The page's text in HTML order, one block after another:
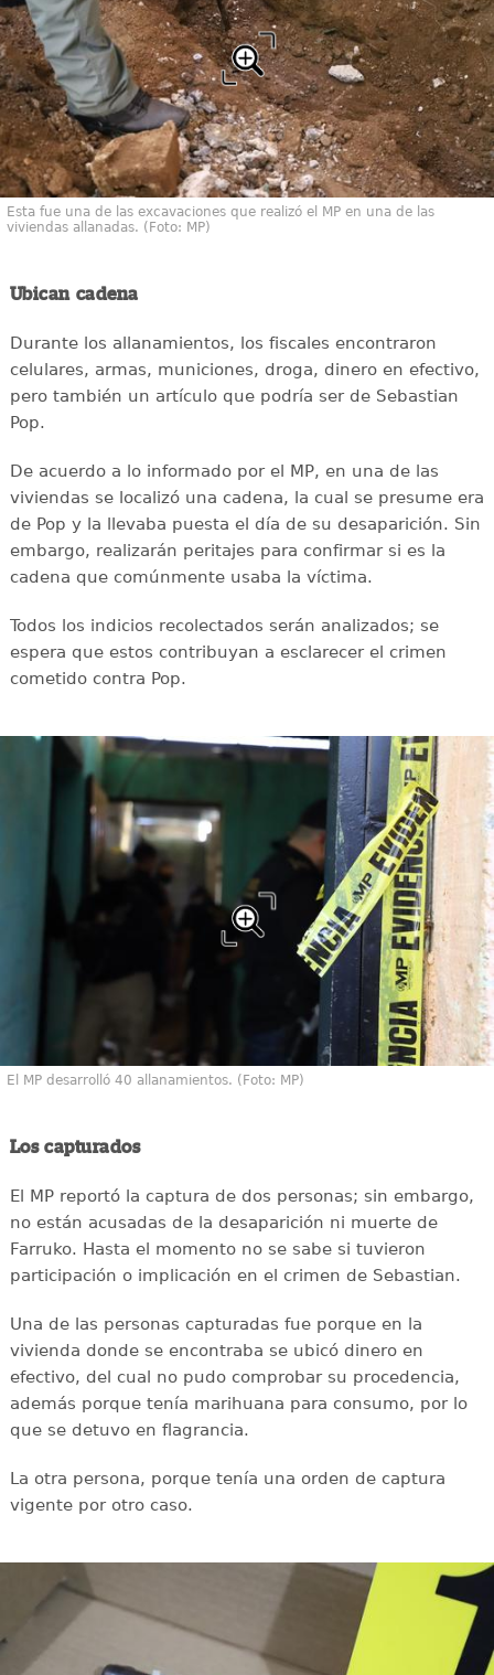
Esta fue una de las excavaciones que realizó el MP en una de las
viviendas allanadas. (Foto: MP)
Ubican cadena
Durante los allanamientos, los fiscales encontraron
celulares, armas, municiones, droga, dinero en efectivo,
pero también un artículo que podría ser de Sebastian
Pop.
De acuerdo a lo informado por el MP, en una de las
viviendas se localizó una cadena, la cual se presume era
de Pop y la llevaba puesta el día de su desaparición. Sin
embargo, realizarán peritajes para confirmar si es la
cadena que comúnmente usaba la víctima.
Todos los indicios recolectados serán analizados; se
espera que estos contribuyan a esclarecer el crimen
cometido contra Pop.
El MP desarrolló 40 allanamientos. (Foto: MP)
Los capturados
El MP reportó la captura de dos personas; sin embargo,
no están acusadas de la desaparición ni muerte de
Farruko. Hasta el momento no se sabe si tuvieron
participación o implicación en el crimen de Sebastian.
Una de las personas capturadas fue porque en la
vivienda donde se encontraba se ubicó dinero en
efectivo, del cual no pudo comprobar su procedencia,
además porque tenía marihuana para consumo, por lo
que se detuvo en flagrancia.
La otra persona, porque tenía una orden de captura
vigente por otro caso.